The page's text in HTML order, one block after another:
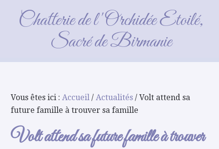
Chatterie de l'Orchidée Etoilé,
Sacré de Birmanie
Volt attend sa future famille à
trouver sa famille
Vous êtes ici :Accueil /Actualités / Volt attend sa
future famille à trouver sa famille
Volt attend sa future famille à trouver